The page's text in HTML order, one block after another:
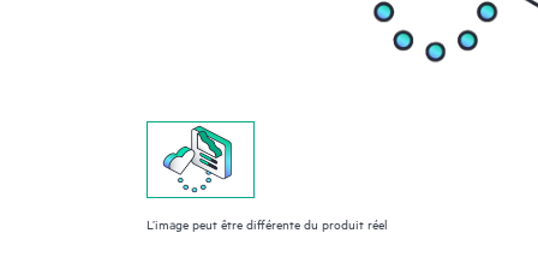
L’image peut être différente du produit réel